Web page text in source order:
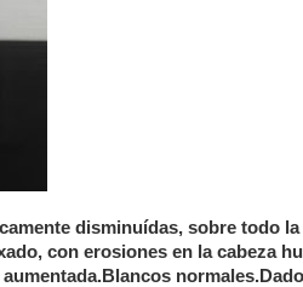
disminuídas, sobre todo
con erosiones en la cabeza